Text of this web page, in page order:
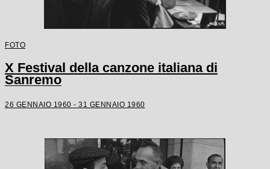
FOTO
X Festival della canzone italiana di
Sanremo
26 GENNAIO 1960 - 31 GENNAIO 1960